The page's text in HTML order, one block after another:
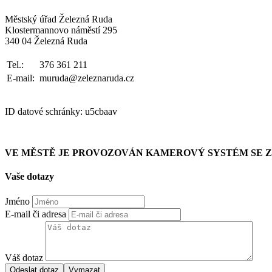
Městský úřad Železná Ruda
Klostermannovo náměstí 295
340 04 Železná Ruda
Tel.:
376 361 211
E-mail: muruda@zeleznaruda.cz
ID datové schránky: u5cbaav
VE MĚSTĚ JE PROVOZOVÁN KAMEROVÝ SYSTÉM SE
Vaše dotazy
Jméno
E-mail či adresa
Váš dotaz